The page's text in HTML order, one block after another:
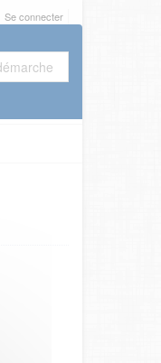
Se connecter